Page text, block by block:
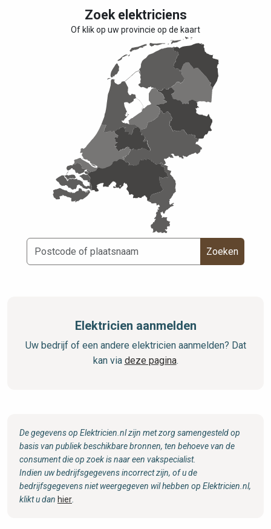
Zoek elektriciens
Of klik op uw provincie op de kaart
Zoeken
Elektricien aanmelden
Uw bedrijf of een andere elektricien aanmelden? Dat
kan via deze pagina.
De gegevens op Elektricien.nl zijn met zorg samengesteld op
basis van publiek beschikbare bronnen, ten behoeve van de
consument die op zoek is naar een vakspecialist.
Indien uw bedrijfsgegevens incorrect zijn, of u de
bedrijfsgegevens niet weergegeven wil hebben op Elektricien.nl,
klikt u dan hier